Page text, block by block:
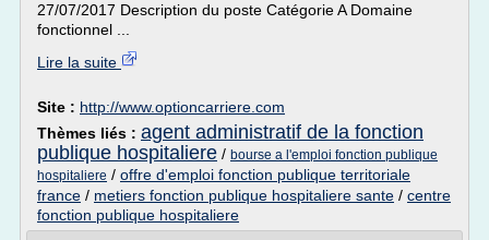
27/07/2017 Description du poste Catégorie A Domaine
fonctionnel ...
Lire la suite
Site : http://www.optioncarriere.com
Thèmes liés : agent administratif de la fonction
publique hospitaliere / bourse a l'emploi fonction publique
hospitaliere / offre d'emploi fonction publique territoriale
france / metiers fonction publique hospitaliere sante / centre
fonction publique hospitaliere